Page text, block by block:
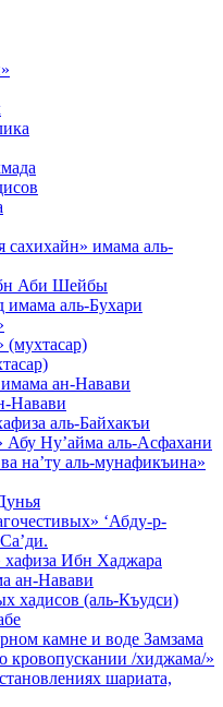
сахихайн» имама аль-
Аби Шейбы
имама аль-Бухари
(мухтасар)
ан-Навави
Навави
аль-Байхакъи
Абу Ну’айма аль-Асфахани
на’ту аль-мунафикъина»
‘Абду-р-
Ибн Хаджара
ан-Навави
хадисов (аль-Къудси)
камне и воде Замзама
кровопускании /хиджама/»
шариата,